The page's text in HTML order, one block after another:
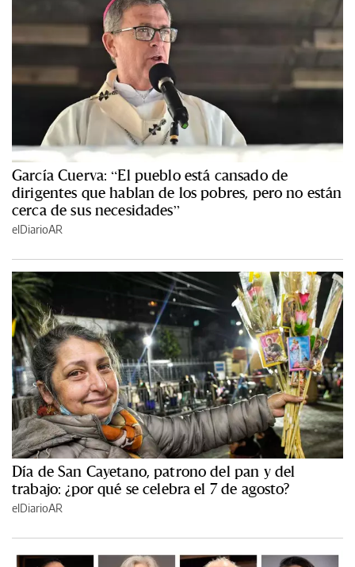
García Cuerva: “El pueblo está cansado de
dirigentes que hablan de los pobres, pero no están
cerca de sus necesidades”
elDiarioAR
Día de San Cayetano, patrono del pan y del
trabajo: ¿por qué se celebra el 7 de agosto?
elDiarioAR